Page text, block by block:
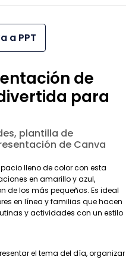
a PPT
de
para
plantilla de
de Canva
lleno de color con esta
en amarillo y azul,
de los más pequeños. Es ideal
en línea y familias que hacen
y actividades con un estilo
el tema del día, organizar